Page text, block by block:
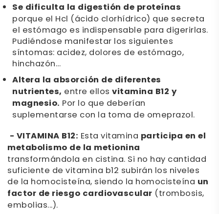
Se dificulta la digestión de proteínas
porque el Hcl (ácido clorhídrico) que secreta
el estómago es indispensable para digerirlas.
Pudiéndose manifestar los siguientes
síntomas: acidez, dolores de estómago,
hinchazón…
Altera la absorción de diferentes
nutrientes, entre ellos vitamina B12 y
magnesio. Por lo que deberían
suplementarse con la toma de omeprazol.
- VITAMINA B12: Esta vitamina participa en el
metabolismo de la metionina
transformándola en cistina. Si no hay cantidad
suficiente de vitamina b12 subirán los niveles
de la homocisteína, siendo la homocisteína un
factor de riesgo cardiovascular (trombosis,
embolias...).